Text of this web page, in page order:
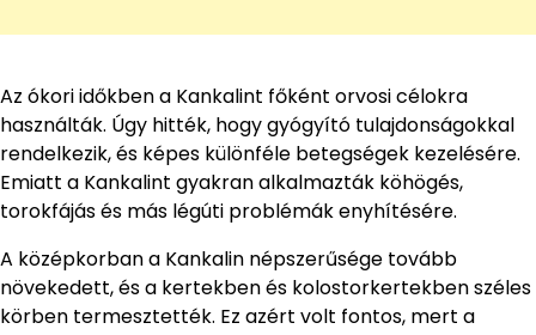
Az ókori időkben a Kankalint főként orvosi célokra
használták. Úgy hitték, hogy gyógyító tulajdonságokkal
rendelkezik, és képes különféle betegségek kezelésére.
Emiatt a Kankalint gyakran alkalmazták köhögés,
torokfájás és más légúti problémák enyhítésére.
A középkorban a Kankalin népszerűsége tovább
növekedett, és a kertekben és kolostorkertekben széles
körben termesztették. Ez azért volt fontos, mert a